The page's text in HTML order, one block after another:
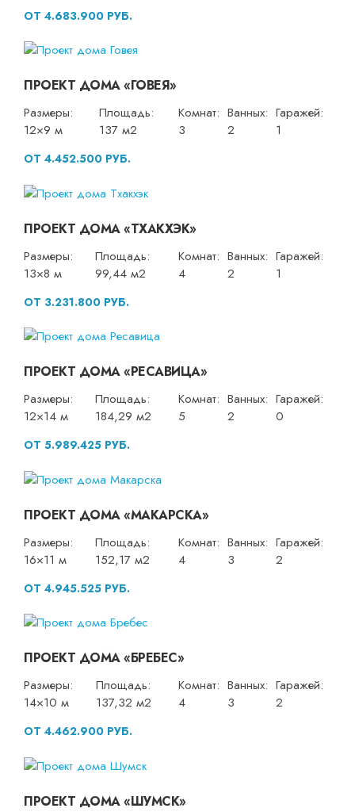
ОТ 4.683.900 РУБ.
ПРОЕКТ ДОМА «ГОВЕЯ»
Размеры:
12×9 м
Площадь:
137 м2
Комнат:
3
Ванных:
2
Гаражей:
1
ОТ 4.452.500 РУБ.
ПРОЕКТ ДОМА «ТХАКХЭК»
Размеры:
13×8 м
Площадь:
99,44 м2
Комнат:
4
Ванных:
2
Гаражей:
1
ОТ 3.231.800 РУБ.
ПРОЕКТ ДОМА «РЕСАВИЦА»
Размеры:
12×14 м
Площадь:
184,29 м2
Комнат:
5
Ванных:
2
Гаражей:
0
ОТ 5.989.425 РУБ.
ПРОЕКТ ДОМА «МАКАРСКА»
Размеры:
16×11 м
Площадь:
152,17 м2
Комнат:
4
Ванных:
3
Гаражей:
2
ОТ 4.945.525 РУБ.
ПРОЕКТ ДОМА «БРЕБЕС»
Размеры:
14×10 м
Площадь:
137,32 м2
Комнат:
4
Ванных:
3
Гаражей:
2
ОТ 4.462.900 РУБ.
ПРОЕКТ ДОМА «ШУМСК»